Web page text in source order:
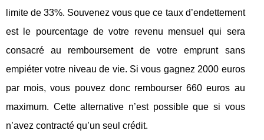
limite de 33%. Souvenez vous que ce taux d’endettement
est le pourcentage de votre revenu mensuel qui sera
consacré au remboursement de votre emprunt sans
empiéter votre niveau de vie. Si vous gagnez 2000 euros
par mois, vous pouvez donc rembourser 660 euros au
maximum. Cette alternative n’est possible que si vous
n’avez contracté qu’un seul crédit.